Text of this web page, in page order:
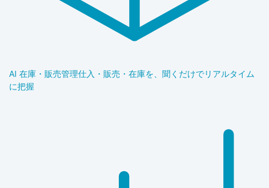
AI 在庫・販売管理仕入・販売・在庫を、聞くだけでリアルタイム
に把握